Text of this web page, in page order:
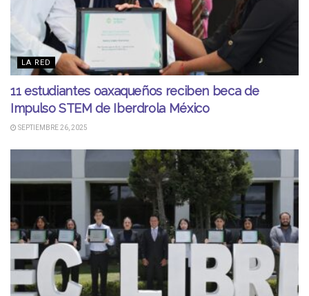
LA RED
11 estudiantes oaxaqueños reciben beca de
Impulso STEM de Iberdrola México
SEPTIEMBRE 26, 2025